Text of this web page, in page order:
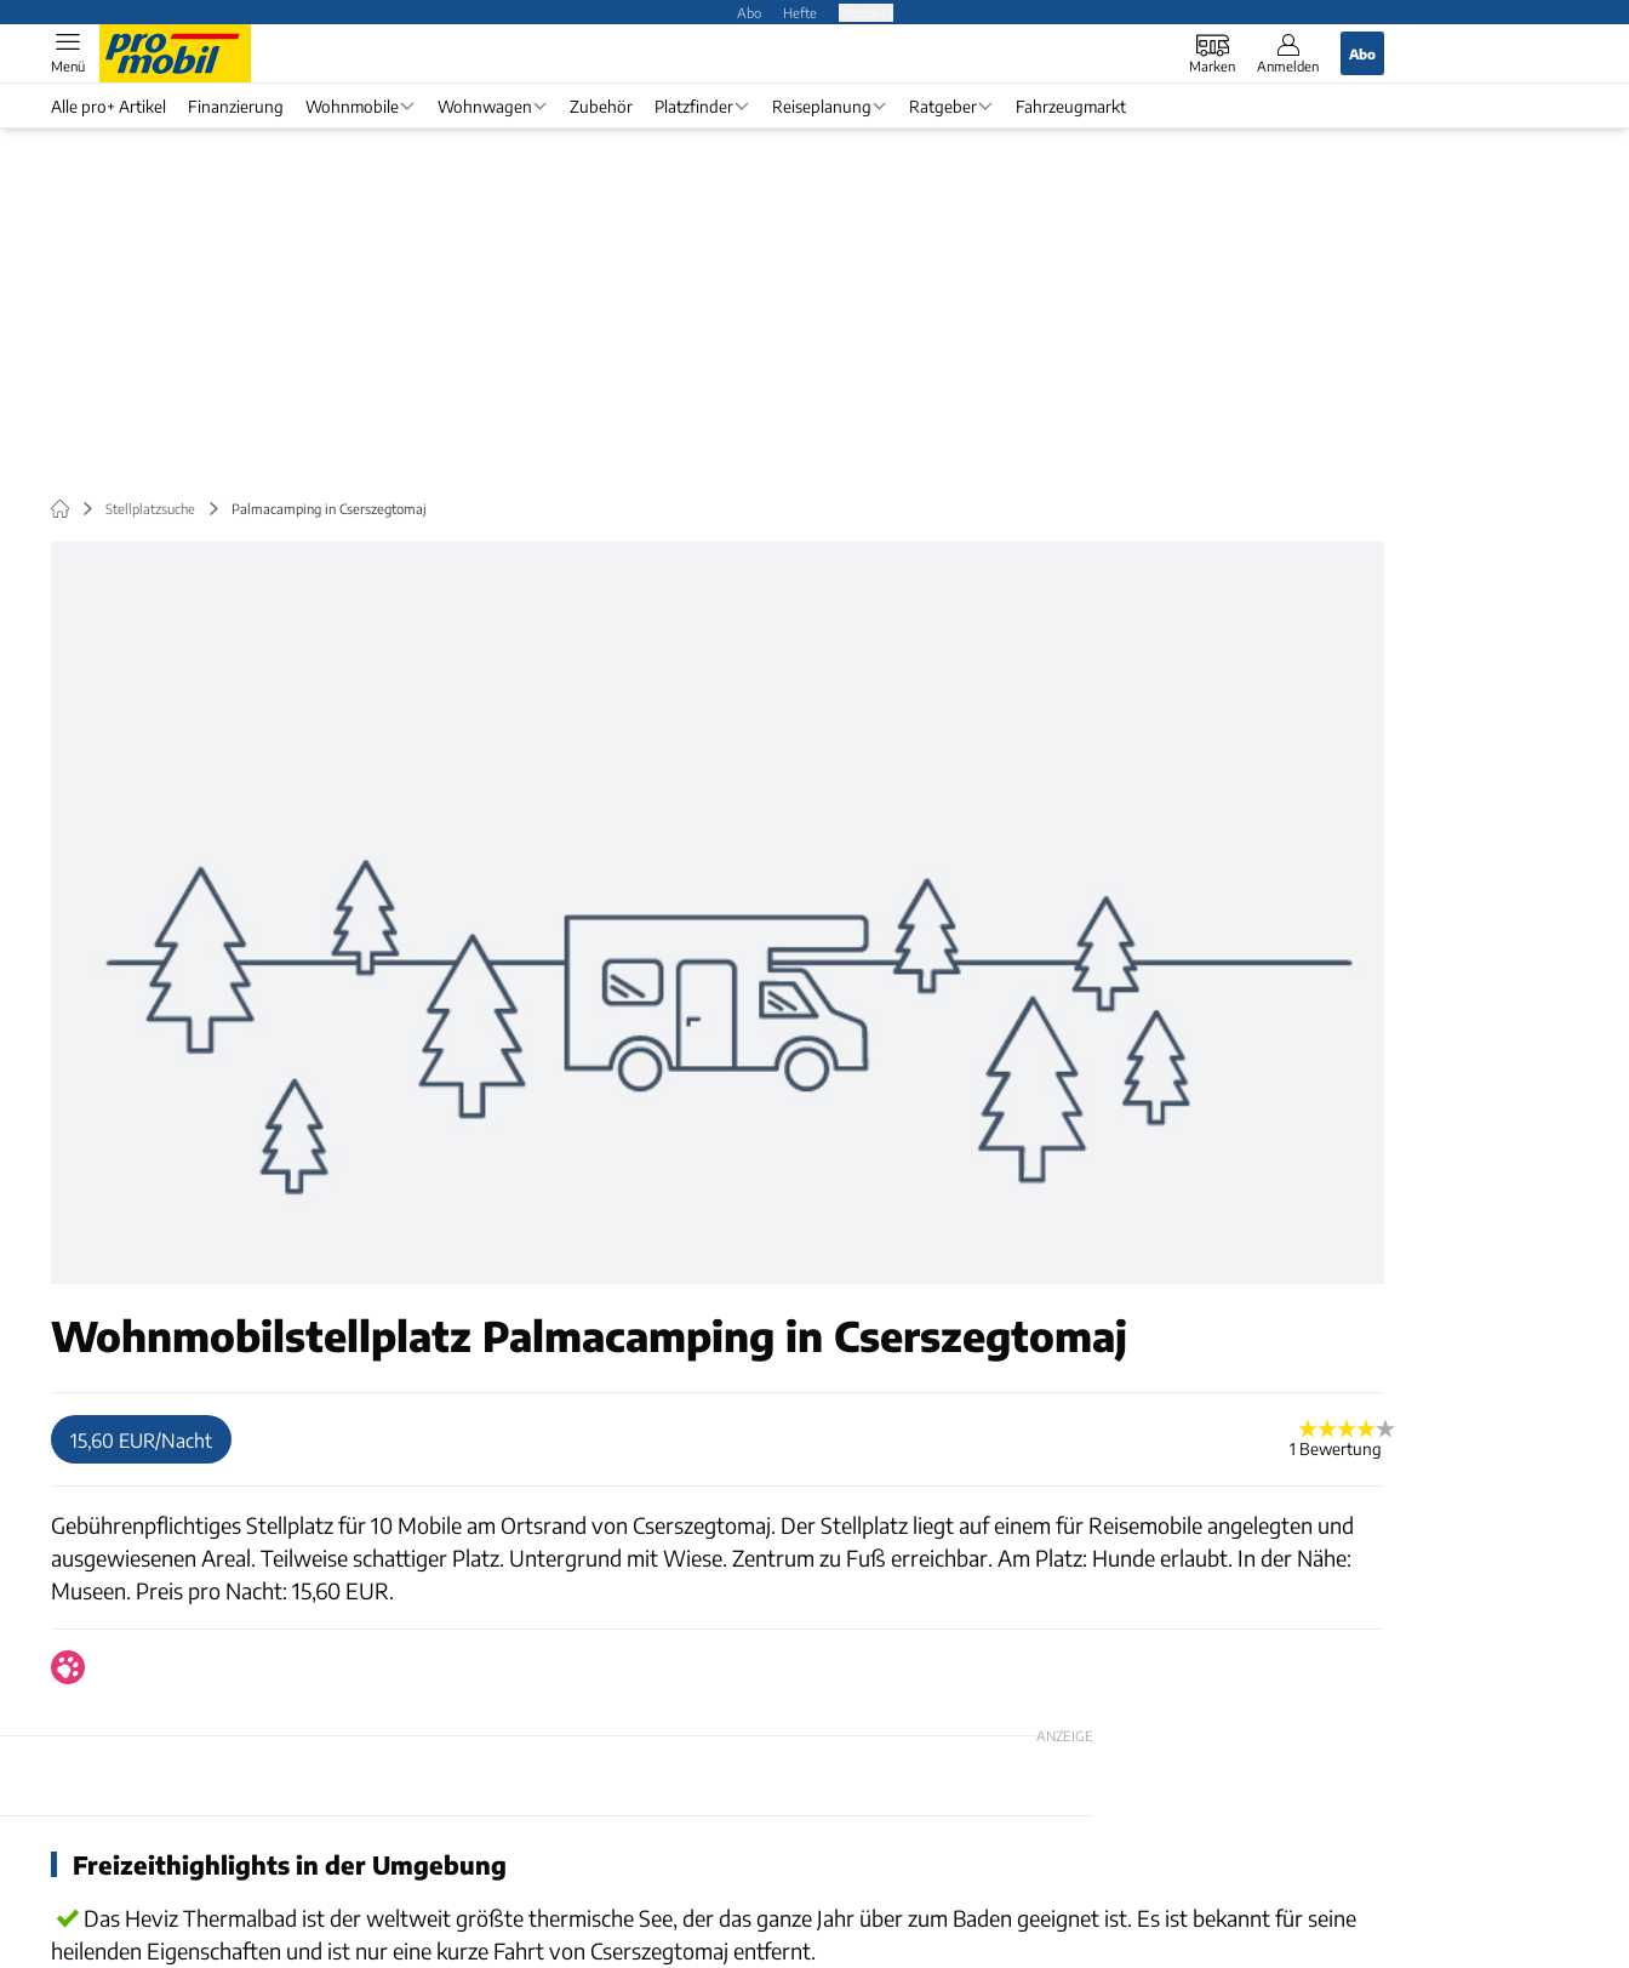
Abo Hefte
Marken Anmelden
Abo
Menü
Alle pro+ Artikel Finanzierung Wohnmobile Wohnwagen Zubehör Platzfinder Reiseplanung Ratgeber Fahrzeugmarkt
Stellplatzsuche Palmacamping in Cserszegtomaj
Wohnmobilstellplatz Palmacamping in Cserszegtomaj
15,60 EUR/Nacht 1 Bewertung
Gebührenpflichtiges Stellplatz für 10 Mobile am Ortsrand von Cserszegtomaj. Der Stellplatz liegt auf einem für Reisemobile angelegten und
ausgewiesenen Areal. Teilweise schattiger Platz. Untergrund mit Wiese. Zentrum zu Fuß erreichbar. Am Platz: Hunde erlaubt. In der Nähe:
Museen. Preis pro Nacht: 15,60 EUR.
ANZEIGE
Freizeithighlights in der Umgebung
Das Heviz Thermalbad ist der weltweit größte thermische See, der das ganze Jahr über zum Baden geeignet ist. Es ist bekannt für seine
heilenden Eigenschaften und ist nur eine kurze Fahrt von Cserszegtomaj entfernt.